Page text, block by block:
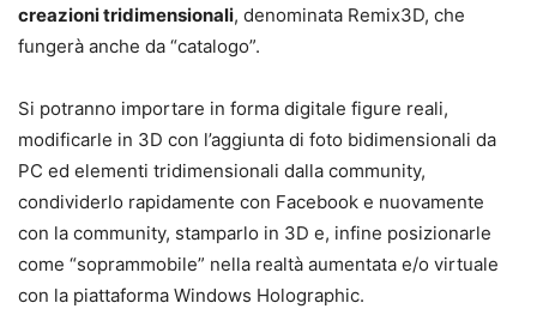
creazioni tridimensionali, denominata Remix3D, che
fungerà anche da “catalogo”.
Si potranno importare in forma digitale figure reali,
modificarle in 3D con l’aggiunta di foto bidimensionali da
PC ed elementi tridimensionali dalla community,
condividerlo rapidamente con Facebook e nuovamente
con la community, stamparlo in 3D e, infine posizionarle
come “soprammobile” nella realtà aumentata e/o virtuale
con la piattaforma Windows Holographic.